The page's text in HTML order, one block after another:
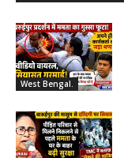
West Bengal.